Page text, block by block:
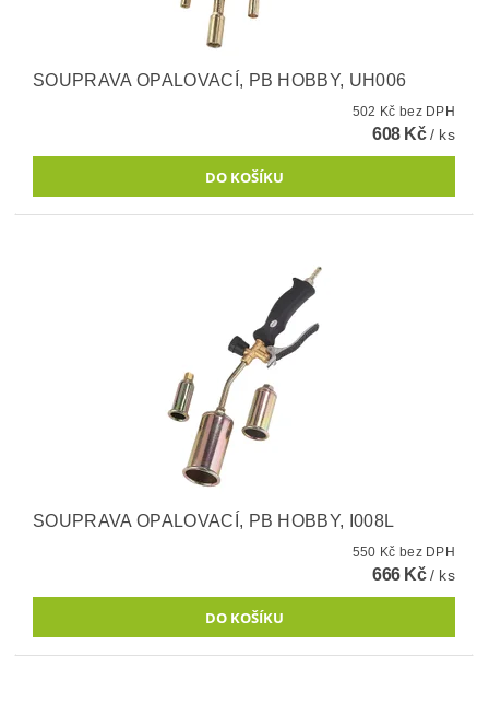
SOUPRAVA OPALOVACÍ, PB HOBBY, UH006
502 Kč bez DPH
608 Kč/ ks
SOUPRAVA OPALOVACÍ, PB HOBBY, I008L
550 Kč bez DPH
666 Kč/ ks